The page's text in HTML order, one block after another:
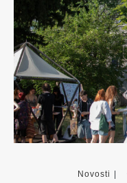
Novosti